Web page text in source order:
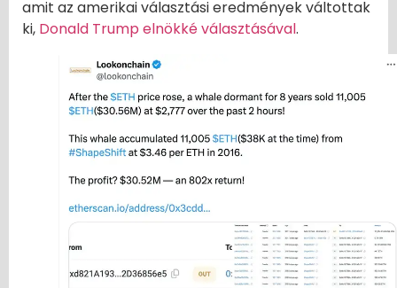
amit az amerikai választási eredmények váltottak
ki, Donald Trump elnökké választásával.